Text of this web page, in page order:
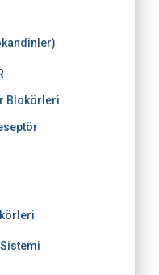
Blokörleri